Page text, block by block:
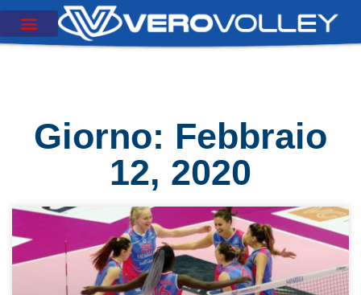
Giorno: Febbraio
12, 2020